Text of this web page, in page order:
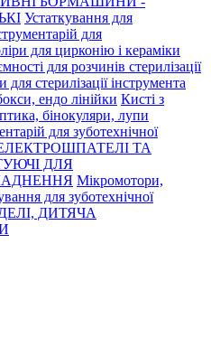
Устаткування для
для
для цирконію і кераміки
для розчинів стерилізації
для стерилізації інструмента
ендо лінійки Кисті з
бінокуляри, лупи
для зуботехнічної
ТА
ДЛЯ
Мікромотори,
для зуботехнічної
ДИТЯЧА